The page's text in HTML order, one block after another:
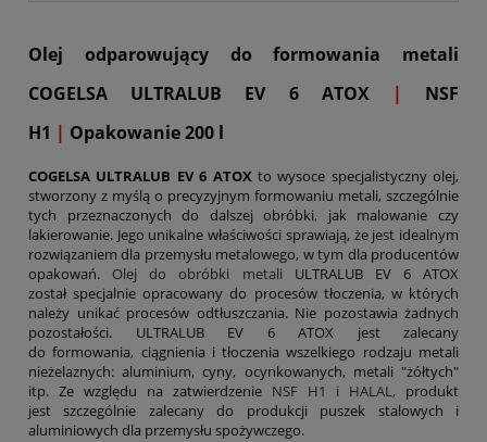
Olej odparowujący do formowania metali
COGELSA ULTRALUB EV 6 ATOX|
NSF
H1 | Opakowanie 200 l
COGELSA ULTRALUB EV 6 ATOXto wysoce specjalistyczny olej,
stworzony z myślą o precyzyjnym formowaniu metali, szczególnie
tych przeznaczonych do dalszej obróbki, jak malowanie czy
lakierowanie. Jego unikalne właściwości sprawiają, że jest idealnym
rozwiązaniem dla przemysłu metalowego, w tym dla producentów
opakowań. Olej do obróbki metali ULTRALUB EV 6 ATOX
został specjalnie opracowany do procesów tłoczenia, w których
należy unikać procesów odtłuszczania. Nie pozostawia żadnych
pozostałości. ULTRALUB EV 6 ATOX jest zalecany
do formowania, ciągnienia i tłoczenia wszelkiego rodzaju metali
nieżelaznych: aluminium, cyny, ocynkowanych, metali "żółtych"
itp. Ze względu na zatwierdzenie NSF H1 i HALAL, produkt
jest szczególnie zalecany do produkcji puszek stalowych i
aluminiowych dla przemysłu spożywczego.